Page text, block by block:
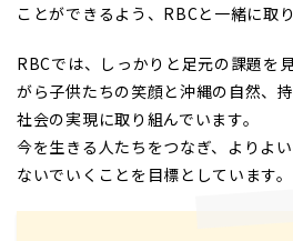
ことができるよう、RBCと一緒に取
RBCでは、しっかりと足元の課題を
がら子供たちの笑顔と沖縄の自然、
社会の実現に取り組んでいます。
今を生きる人たちをつなぎ、よりよ
ないでいくことを目標としています。